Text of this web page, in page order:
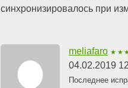
синхронизировалось при
meliafaro
04.02.2019
Последнее